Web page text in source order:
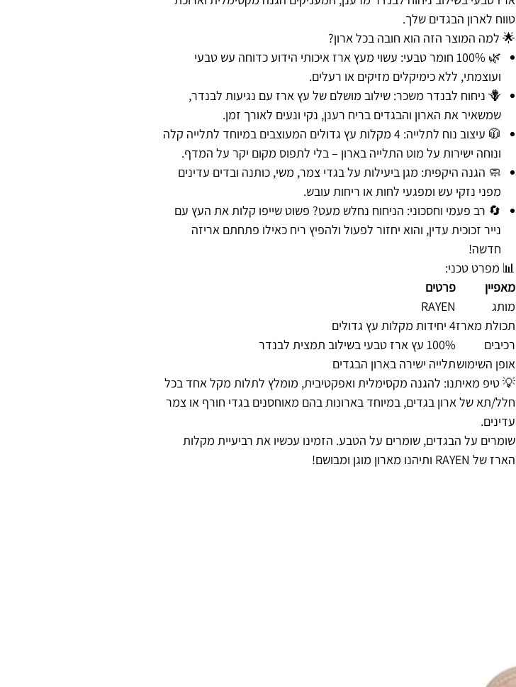
טווח לארון הבגדים שלך.
🌟 למה המוצר הזה הוא חובה בכל ארון?
🌿 100% חומר טבעי: עשוי מעץ ארז איכותי הידוע כדוחה עש טבעי
ועוצמתי, ללא כימיקלים מזיקים או רעלים.
🪻 ניחוח לבנדר משכר: שילוב מושלם של עץ ארז עם נגיעות לבנדר,
שמשאיר את הארון והבגדים בריח רענן, נקי ונעים לאורך זמן.
🧥 עיצוב נוח לתלייה: 4 מקלות עץ גדולים המעוצבים במיוחד לתלייה קלה
ונוחה ישירות על מוט התלייה בארון – בלי לתפוס מקום יקר על המדף.
🧼 הגנה היקפית: מגן ביעילות על בגדי צמר, משי, כותנה ובדים עדינים
מפני נזקי עש ומפגעי לחות או ריחות עובש.
🔄 רב פעמי וחסכוני: הניחוח נחלש מעט? פשוט שייפו קלות את העץ עם
נייר זכוכית עדין, והוא יחזור לפעול ולהפיץ ריח כאילו פתחתם אריזה
חדשה!
📊 מפרט טכני:
מאפיין
פרטים
מותג
RAYEN
תכולת מארז4 יחידות מקלות עץ גדולים
רכיבים
100% עץ ארז טבעי בשילוב תמצית לבנדר
אופן השימושתלייה ישירה בארון הבגדים
💡 טיפ מאיתנו: להגנה מקסימלית ואפקטיבית, מומלץ לתלות מקל אחד בכל
חלל/תא של ארון בגדים, במיוחד בארונות בהם מאוחסנים בגדי חורף או צמר
עדינים.
שומרים על הבגדים, שומרים על הטבע. הזמינו עכשיו את רביעיית מקלות
הארז של RAYEN ותיהנו מארון מוגן ומבושם!